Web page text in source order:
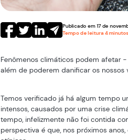
Publicado em17 de
Tempo de leitura4minutos
Fenômenos climáticos podem afetar
além de poderem danificar os nossos
Temos verificado já há algum tempo
intensos, causados por uma crise
tempo, infelizmente não foi contida
perspectiva é que, nos próximos